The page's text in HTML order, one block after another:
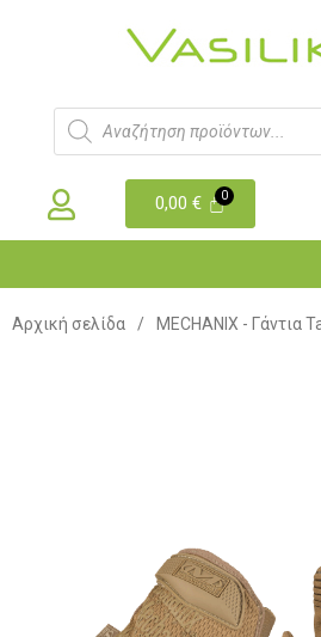
0,00€
Αρχική σελίδα / MECHANIX - Γάντια